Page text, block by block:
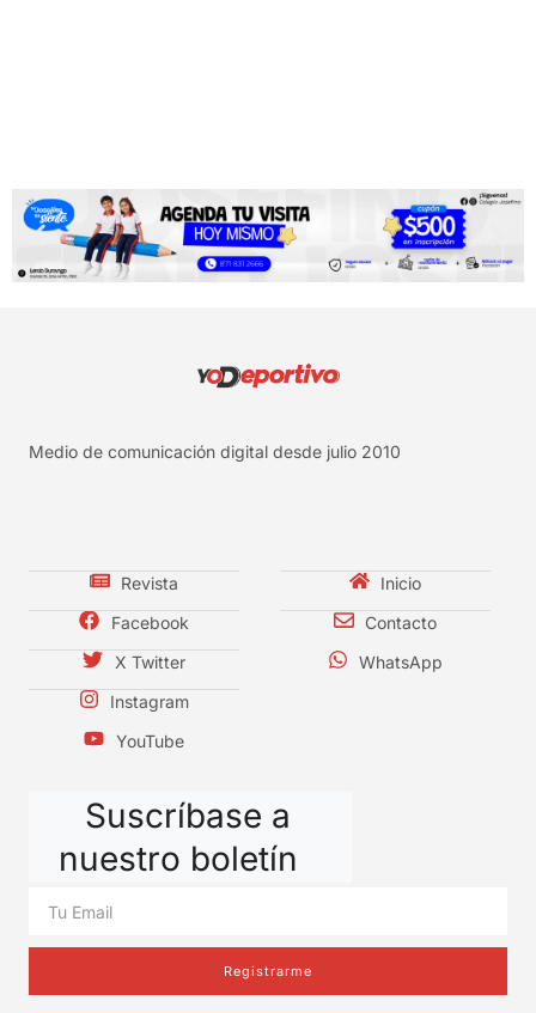
Medio de comunicación digital desde julio 2010
Revista
Facebook
X Twitter
Instagram
YouTube
Inicio
Contacto
WhatsApp
Suscríbase a
nuestro boletín
Registrarme